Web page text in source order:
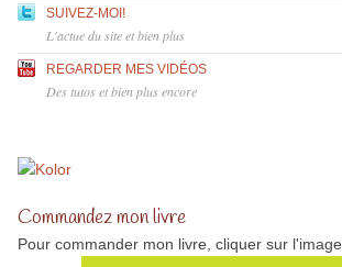
SUIVEZ-MOI!
L'actue du site et bien plus
REGARDER MES VIDÉOS
Des tutos et bien plus encore
Commandez mon livre
Pour commander mon livre, cliquer sur l'image.